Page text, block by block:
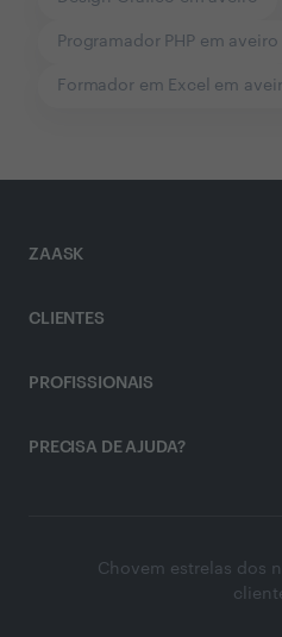
Programador PHP em aveiro
Formador em Excel em
ZAASK
CLIENTES
PROFISSIONAIS
PRECISA DE AJUDA?
Chovem estrelas dos